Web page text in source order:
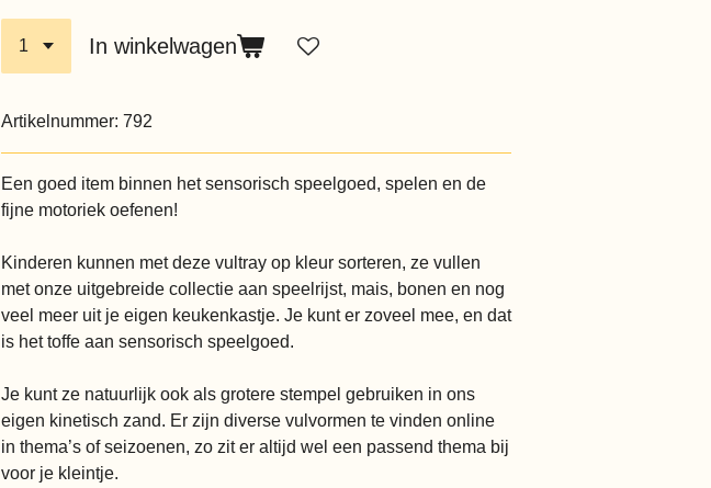
In winkelwagen
Artikelnummer: 792
Een goed item binnen het sensorisch speelgoed, spelen en de
fijne motoriek oefenen!
Kinderen kunnen met deze vultray op kleur sorteren, ze vullen
met onze uitgebreide collectie aan speelrijst, mais, bonen en nog
veel meer uit je eigen keukenkastje. Je kunt er zoveel mee, en dat
is het toffe aan sensorisch speelgoed.
Je kunt ze natuurlijk ook als grotere stempel gebruiken in ons
eigen kinetisch zand. Er zijn diverse vulvormen te vinden online
in thema’s of seizoenen, zo zit er altijd wel een passend thema bij
voor je kleintje.